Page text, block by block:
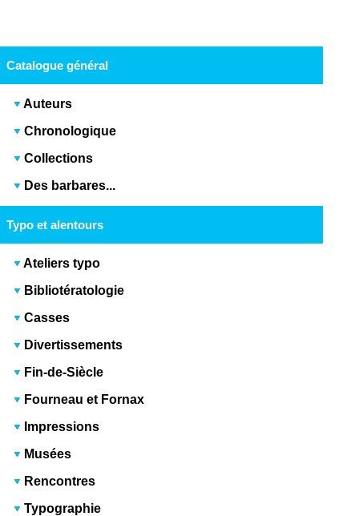
Catalogue général
Auteurs
Chronologique
Collections
Des barbares...
Typo et alentours
Ateliers typo
Bibliotératologie
Casses
Divertissements
Fin-de-Siècle
Fourneau et Fornax
Impressions
Musées
Rencontres
Typographie